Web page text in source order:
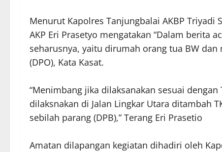
Menurut Kapolres Tanjungbalai AKBP Triyadi
AKP Eri Prasetyo mengatakan “Dalam berita
seharusnya, yaitu dirumah orang tua BW
(DPO), Kata Kasat.
“Menimbang jika dilaksanakan sesuai
dilaksnakan di Jalan Lingkar Utara ditambah
sebilah parang (DPB),” Terang Eri Prasetio
Amatan dilapangan kegiatan dihadiri oleh